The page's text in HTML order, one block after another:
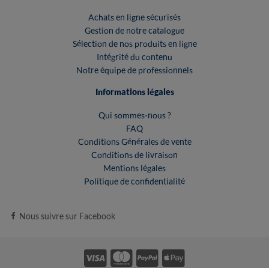
Achats en ligne sécurisés
Gestion de notre catalogue
Sélection de nos produits en ligne
Intégrité du contenu
Notre équipe de professionnels
Informations légales
Qui sommes-nous ?
FAQ
Conditions Générales de vente
Conditions de livraison
Mentions légales
Politique de confidentialité
Nous suivre sur Facebook